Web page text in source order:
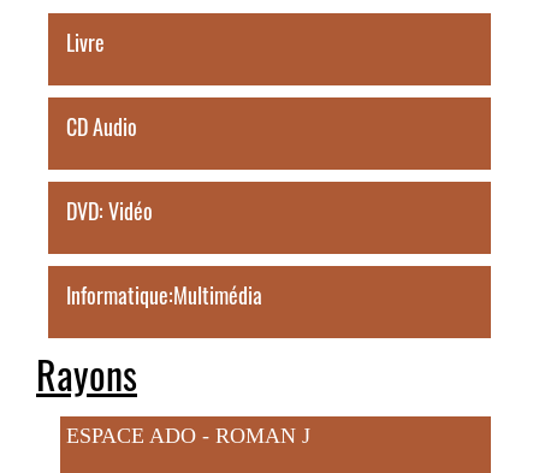
Livre
CD Audio
DVD: Vidéo
Informatique:Multimédia
Rayons
ESPACE ADO - ROMAN J